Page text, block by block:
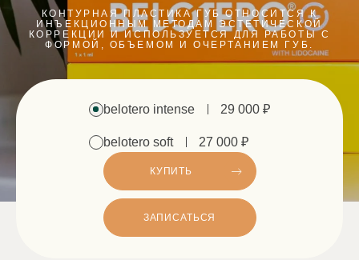
КОНТУРНАЯ ПЛАСТИКА ГУБ ОТНОСИТСЯ К
ИНЪЕКЦИОННЫМ МЕТОДАМ ЭСТЕТИЧЕСКОЙ
КОРРЕКЦИИ И ИСПОЛЬЗУЕТСЯ ДЛЯ РАБОТЫ С
ФОРМОЙ, ОБЪЕМОМ И ОЧЕРТАНИЕМ ГУБ.
belotero intense 29 000 ₽
belotero soft 27 000 ₽
КУПИТЬ
ЗАПИСАТЬСЯ